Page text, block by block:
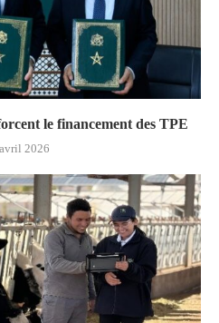
le financement des TPE
2026